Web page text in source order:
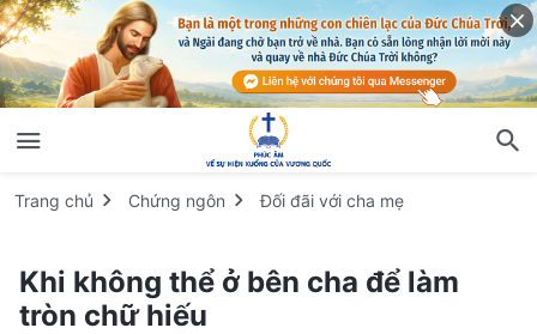
Trang chủ Chứng ngôn Đối đãi với cha mẹ
Khi không thể ở bên cha để làm
tròn chữ hiếu